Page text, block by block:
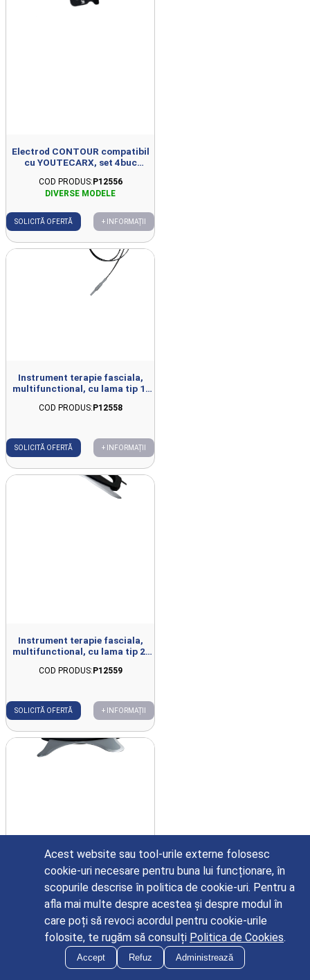
Electrod CONTOUR compatibil
cu YOUTECARX, set 4buc
COD PRODUS: P12556
SOLICITĂ OFERTĂ + INFORMAȚII
Instrument terapie fasciala,
multifunctional, cu lama tip 1,
COD PRODUS:P12558
SOLICITĂ OFERTĂ + INFORMAȚII
Instrument terapie fasciala,
multifunctional, cu lama tip 2,
COD PRODUS:P12559
SOLICITĂ OFERTĂ + INFORMAȚII
Instrument terapie fasciala,
multifunctional, cu lama tip 3,
compatibil cu FISIOWARM 7.0
COD PRODUS:
SOLICITĂ OFERTĂ + INFORMAȚII
Acest website sau tool-urile externe folosesc
cookie-uri necesare pentru buna lui funcționare, în
scopurile descrise în politica de cookie-uri. Pentru a
afla mai multe despre acestea și despre modul în
care poți să revoci acordul pentru cookie-urile
folosite, te rugăm să consulți Politica de Cookies.
Accept Refuz Administrează